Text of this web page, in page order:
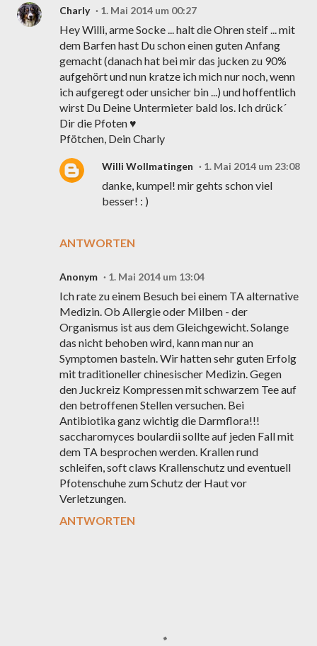
Charly 1. Mai 2014 um 00:27
Hey Willi, arme Socke ... halt die Ohren steif ... mit
dem Barfen hast Du schon einen guten Anfang
gemacht (danach hat bei mir das jucken zu 90%
aufgehört und nun kratze ich mich nur noch, wenn
ich aufgeregt oder unsicher bin ...) und hoffentlich
wirst Du Deine Untermieter bald los. Ich drück´
Dir die Pfoten ♥
Pfötchen, Dein Charly
ANTWORTEN
Willi Wollmatingen 1. Mai 2014 um 23:08
danke, kumpel! mir gehts schon viel
besser! : )
Anonym 1. Mai 2014 um 13:04
Ich rate zu einem Besuch bei einem TA alternative
Medizin. Ob Allergie oder Milben - der
Organismus ist aus dem Gleichgewicht. Solange
das nicht behoben wird, kann man nur an
Symptomen basteln. Wir hatten sehr guten Erfolg
mit traditioneller chinesischer Medizin. Gegen
den Juckreiz Kompressen mit schwarzem Tee auf
den betroffenen Stellen versuchen. Bei
Antibiotika ganz wichtig die Darmflora!!!
saccharomyces boulardii sollte auf jeden Fall mit
dem TA besprochen werden. Krallen rund
schleifen, soft claws Krallenschutz und eventuell
Pfotenschuhe zum Schutz der Haut vor
Verletzungen.
ANTWORTEN